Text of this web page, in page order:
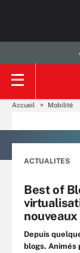
Accueil Mobilité
ACTUALITES
Best of
Depuis
blogs. Animés